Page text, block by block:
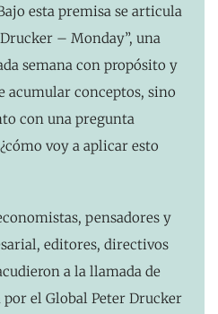
esta premisa se articula
– Monday”, una
semana con propósito y
acumular conceptos, sino
con una pregunta
voy a aplicar esto
pensadores y
editores, directivos
a la llamada de
el Global Peter Drucker